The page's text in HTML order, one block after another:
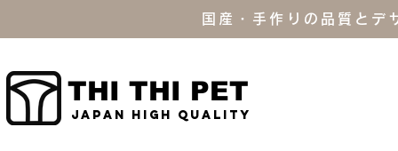
国産・手作りの品質と
THI THI PET
JAPAN high quality